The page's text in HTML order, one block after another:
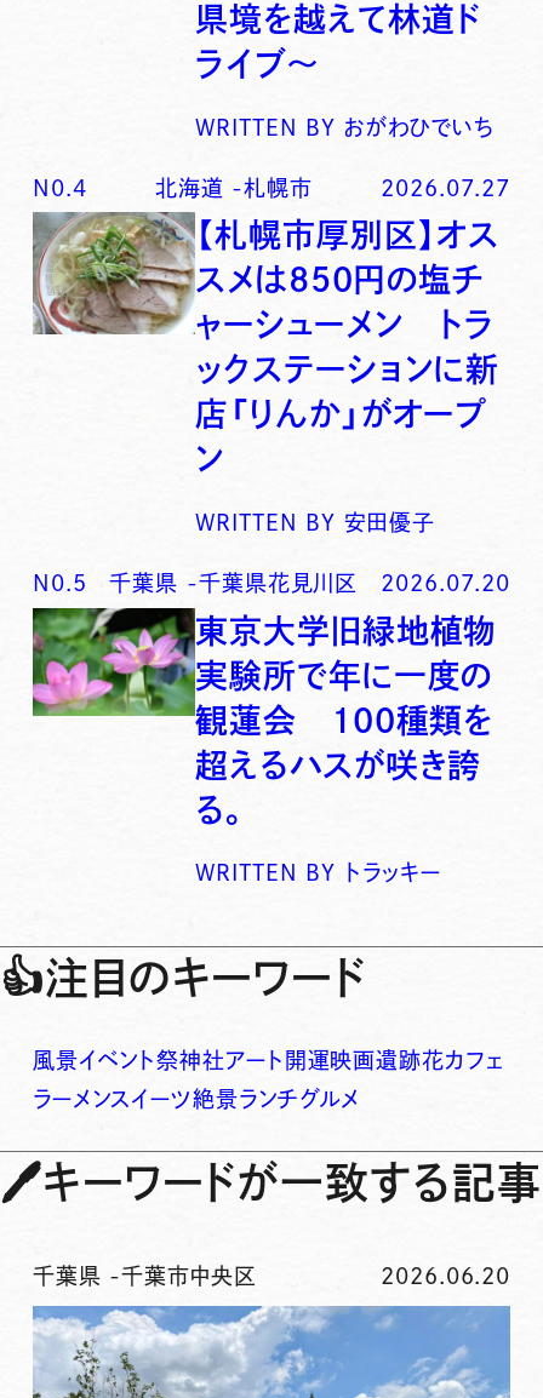
県境を越えて林道ド
ライブ〜
WRITTEN BY おがわひでいち
N0.4 北海道 -札幌市 2026.07.27
【札幌市厚別区】オス
スメは850円の塩チ
ャーシューメン トラ
ックステーションに新
店「りんか」がオープ
ン
WRITTEN BY 安田優子
N0. 5 千葉県 -千葉県花見川区 2026.07.20
東京大学旧緑地植物
実験所で年に一度の
観蓮会 100種類を
超えるハスが咲き誇
る。
WRITTEN BY トラッキー
👍注目のキーワード
風景イベント祭神社アート 開運映画遺跡花カフェ
ラーメンスイーツ絶景ランチグルメ
🖊キーワードが一致する記事
千葉県 -千葉市中央区 2026.06.20